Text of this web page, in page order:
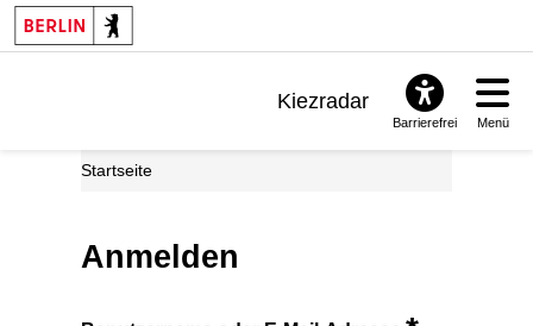
Kiezradar
Barrierefrei Menü
Startseite
Anmelden